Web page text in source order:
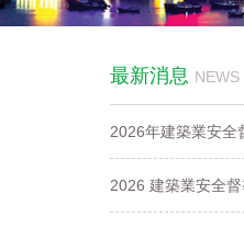
最新消息 NEWS
2026年建築業安全
2026 建築業安全